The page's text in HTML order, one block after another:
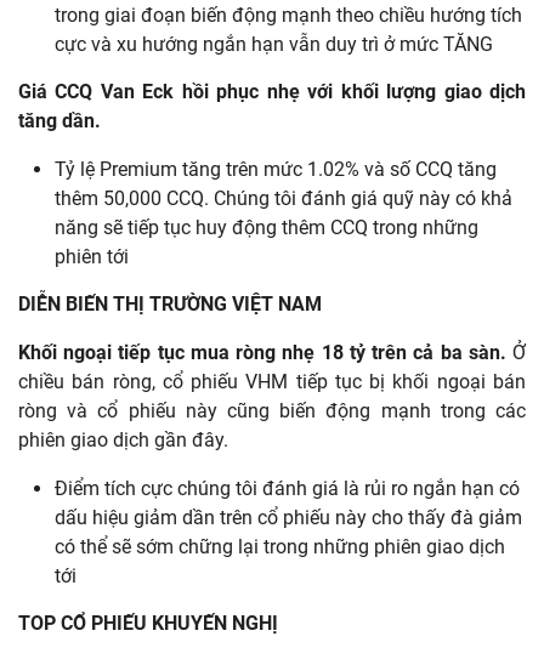
trong giai đoạn biến động mạnh theo chiều hướng tích
cực và xu hướng ngắn hạn vẫn duy trì ở mức TĂNG
Giá CCQ Van Eck hồi phục nhẹ với khối lượng giao dịch
tăng dần.
Tỷ lệ Premium tăng trên mức 1.02% và số CCQ tăng
thêm 50,000 CCQ. Chúng tôi đánh giá quỹ này có khả
năng sẽ tiếp tục huy động thêm CCQ trong những
phiên tới
DIỄN BIẾN THỊ TRƯỜNG VIỆT NAM
Khối ngoại tiếp tục mua ròng nhẹ 18 tỷ trên cả ba sàn. Ở
chiều bán ròng, cổ phiếu VHM tiếp tục bị khối ngoại bán
ròng và cổ phiếu này cũng biến động mạnh trong các
phiên giao dịch gần đây.
Điểm tích cực chúng tôi đánh giá là rủi ro ngắn hạn có
dấu hiệu giảm dần trên cổ phiếu này cho thấy đà giảm
có thể sẽ sớm chững lại trong những phiên giao dịch
tới
TOP CỔ PHIẾU KHUYẾN NGHỊ